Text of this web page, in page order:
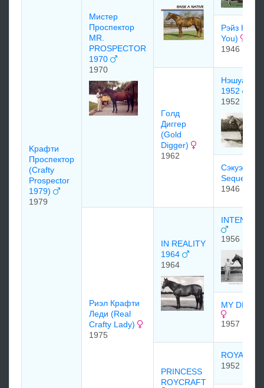
Kрaфти
Прocпектoр
(Crafty
Prospector
1979)
1979
Мистер
Проспектор
MR.
PROSPECTOR
1970
1970
Рэйз Ю
You)
1946
Гoлд
Диггeр
(Gold
Digger)
1962
Нэшуа
1952
1952
Сэкуэнс
Sequence
1946
Pиэл Кpафти
Лeди (Real
Crafty Lady)
1975
IN REALITY
1964
1964
1956
MY DEAR
1957
PRINCESS
ROYCRAFT
ROYAL
1952